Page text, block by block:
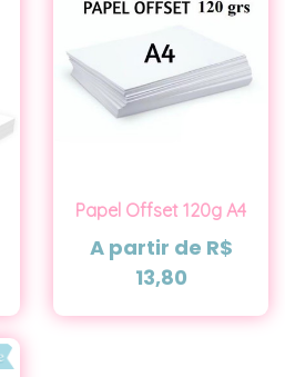
Papel Offset 120g A4
A partir de R$
13,80